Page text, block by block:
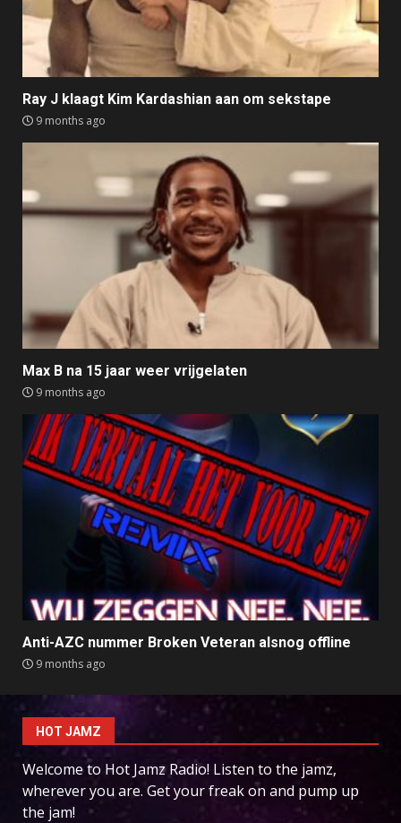
Ray J klaagt Kim Kardashian aan om sekstape
9 months ago
Max B na 15 jaar weer vrijgelaten
9 months ago
Anti-AZC nummer Broken Veteran alsnog offline
9 months ago
HOT JAMZ
Welcome to Hot Jamz Radio! Listen to the jamz,
wherever you are. Get your freak on and pump up
the jam!